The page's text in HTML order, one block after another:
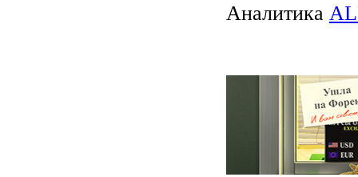
Аналитика